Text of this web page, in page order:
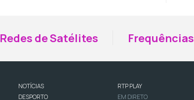
Redes de Satélites Frequências
NOTÍCIAS
DESPORTO
RTP PLAY
EM DIRETO